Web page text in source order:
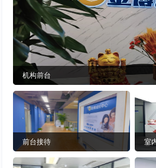
机构前台
前台接待 室